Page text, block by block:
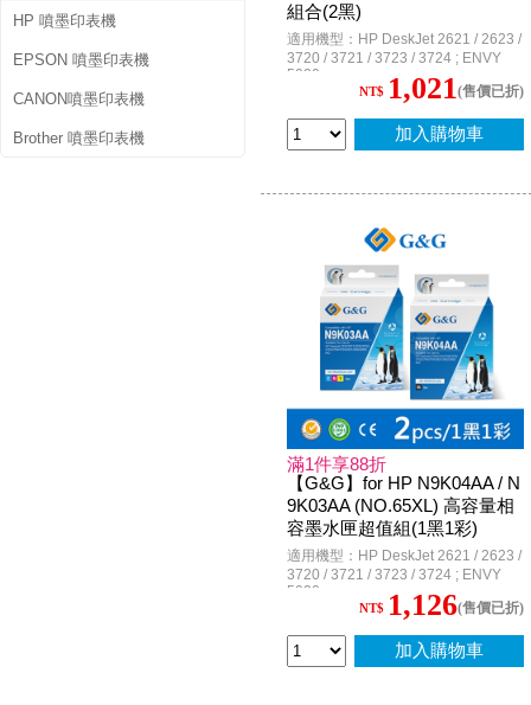
HP 噴墨印表機
EPSON 噴墨印表機
CANON噴墨印表機
Brother 噴墨印表機
組合(2黑)
適用機型：HP DeskJet 2621 / 2623 /
3720 / 3721 / 3723 / 3724 ; ENVY
5020
NT$ 1,021(售價已折)
加入購物車
滿1件享88折
【G&G】for HP N9K04AA / N
9K03AA (NO.65XL) 高容量相
容墨水匣超值組(1黑1彩)
適用機型：HP DeskJet 2621 / 2623 /
3720 / 3721 / 3723 / 3724 ; ENVY
5020
NT$ 1,126(售價已折)
加入購物車